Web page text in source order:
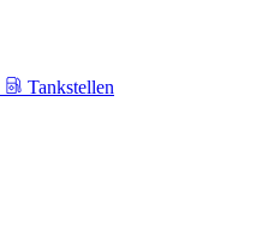
Tankstellen